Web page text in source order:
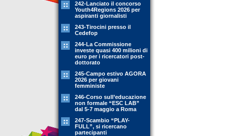
242-Lanciato il concorso
Youth4Regions 2026 per
aspiranti giornalisti
243-Tirocini presso il
Cedefop
244-La Commissione
investe quasi 400 milioni di
euro per i ricercatori post-
dottorato
245-Campo estivo AGORA
2026 per giovani
femministe
246-Corso sull’educazione
non formale “ESC LAB”
dal 5-7 maggio a Roma
247-Scambio “PLAY-
FULL”, si ricercano
partecipanti